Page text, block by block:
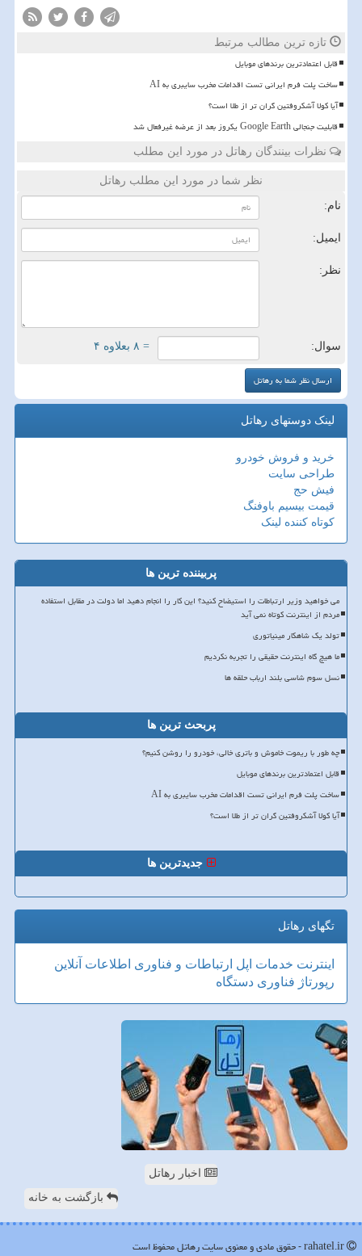
تازه ترین مطالب مرتبط
قابل اعتمادترین برندهای موبایل
ساخت پلت فرم ایرانی تست اقدامات مخرب سایبری به AI
آیا کولا آشکروفتین گران تر از طلا است؟
قابلیت جنجالی Google Earth یکروز بعد از عرضه غیرفعال شد
نظرات بینندگان رهاتل در مورد این مطلب
نظر شما در مورد این مطلب رهاتل
نام:
ایمیل:
نظر:
سوال: = ۸ بعلاوه ۴
لینک دوستهای رهاتل
خرید و فروش خودرو
طراحی سایت
فیش حج
قیمت بیسیم باوفنگ
کوتاه کننده لینک
پربیننده ترین ها
می خواهید وزیر ارتباطات را استیضاح کنید؟ این کار را انجام دهید اما دولت در مقابل استفاده
مردم از اینترنت کوتاه نمی آید
تولد یک شاهکار مینیاتوری
ما هیچ گاه اینترنت حقیقی را تجربه نکردیم
نسل سوم شاسی بلند ارباب حلقه ها
پربحث ترین ها
چه طور با ریموت خاموش و باتری خالی، خودرو را روشن کنیم؟
قابل اعتمادترین برندهای موبایل
ساخت پلت فرم ایرانی تست اقدامات مخرب سایبری به AI
آیا کولا آشکروفتین گران تر از طلا است؟
جدیدترین ها
تگهای رهاتل
اینترنت خدمات اپل ارتباطات و فناوری اطلاعات آنلاین
رپورتاژ فناوری دستگاه
اخبار رهاتل
بازگشت به خانه